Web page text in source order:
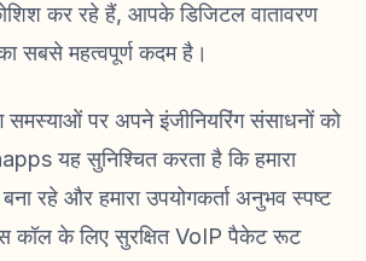
कर रहे हैं, आपके डिजिटल वातावरण
सबसे महत्वपूर्ण कदम है।
पर अपने इंजीनियरिंग संसाधनों को
यह सुनिश्चित करता है कि हमारा
रहे और हमारा उपयोगकर्ता अनुभव स्पष्ट
कॉल के लिए सुरक्षित VoIP पैकेट रूट